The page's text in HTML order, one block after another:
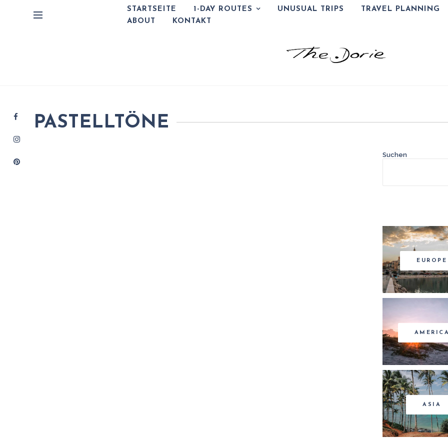
STARTSEITE 1-DAY ROUTES UNUSUAL TRIPS
TRAVEL PLANNING
ABOUT
KONTAKT
PASTELLTÖNE
Suchen
EUROPE
ASIA